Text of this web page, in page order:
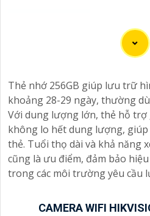
Dĩ nhiên, dưới đây là một mẫu
nghiệp:
Chào quý khách hàng,
Chúng tôi xin trân trọng giới
lắp đặt camera Hikvision giá rẻ
dự án của quý vị.
Với kinh nghiệm lâu năm trong
mang đến cho quý vị những
Thẻ nhớ 256GB giúp lưu trữ
khoảng 28-29 ngày, thường
Với dung lượng lớn, thẻ hỗ trợ
không lo hết dung lượng,
thẻ. Tuổi thọ dài và khả năng
cũng là ưu điểm, đảm bảo
trong các môi trường yêu cầu
CAMERA WIFI